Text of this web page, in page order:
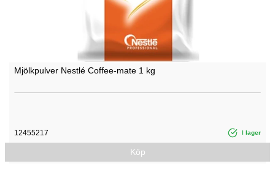
Mjölkpulver Nestlé Coffee-mate 1 kg
12455217 I lager
Köp